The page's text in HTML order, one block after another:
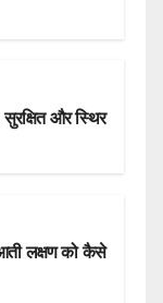
और स्थिर
लक्षण को कैसे